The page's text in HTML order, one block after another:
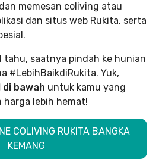
memesan coliving atau
dan situs web Rukita, serta
tahu, saatnya pindah ke hunian
#LebihBaikdiRukita. Yuk,
bawah untuk kamu yang
harga lebih hemat!
COLIVING RUKITA BANGKA
KEMANG